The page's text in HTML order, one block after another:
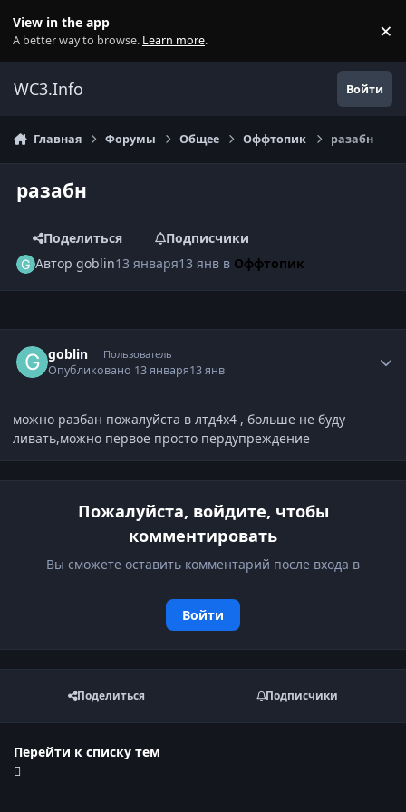
View in the app
A better way to browse. Learn more. ×
WC3.Info Войти
Главная Форумы Общее Оффтопик разабн
разабн
Поделиться
Подписчики
Авторgoblin13 января13 янв в Оффтопик
goblin Пользователь
Опубликовано 13 января13 янв
можно разбан пожалуйста в лтд4х4 , больше не буду
ливать,можно первое просто пердупреждение
Пожалуйста, войдите, чтобы
комментировать
Вы сможете оставить комментарий после входа в
Войти
Поделиться Подписчики
Перейти к списку тем